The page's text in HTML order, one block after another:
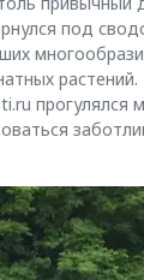
под